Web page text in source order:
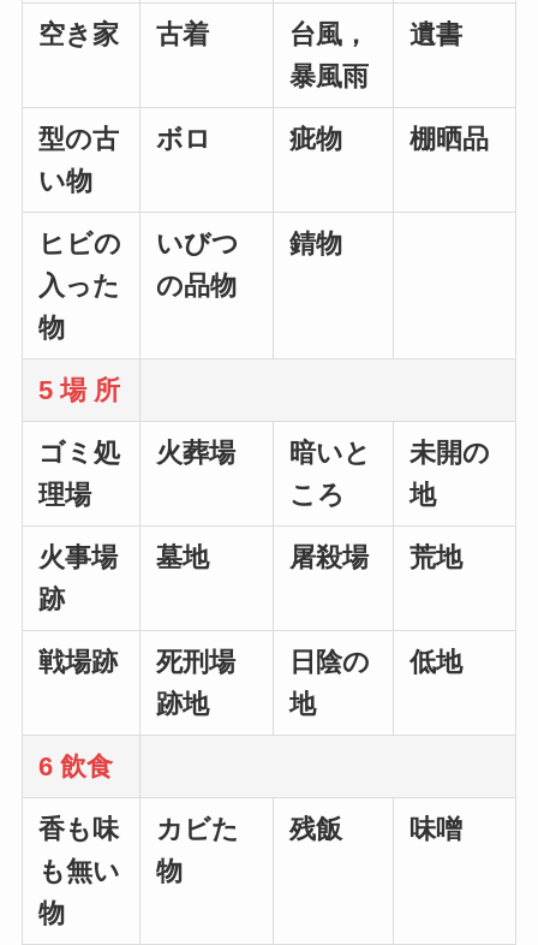
空き家 古着
台風，
暴風雨
遺書
型の古
い物
ボロ 疵物 棚晒品
ヒビの
入った
物
いびつ
の品物
錆物
5 場 所
ゴミ処
理場
火葬場
暗いと
ころ
未開の
地
火事場
跡
墓地 屠殺場 荒地
戦場跡
死刑場
跡地
日陰の
地
低地
6 飲食
香も味
も無い
物
カビた
物
残飯 味噌